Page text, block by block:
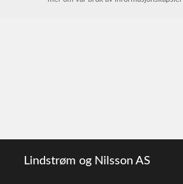
Lindstrøm og Nilsson AS